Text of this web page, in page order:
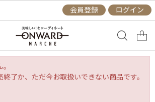
会員登録 ログイン
終了か、ただ今お取扱いできない商品です。